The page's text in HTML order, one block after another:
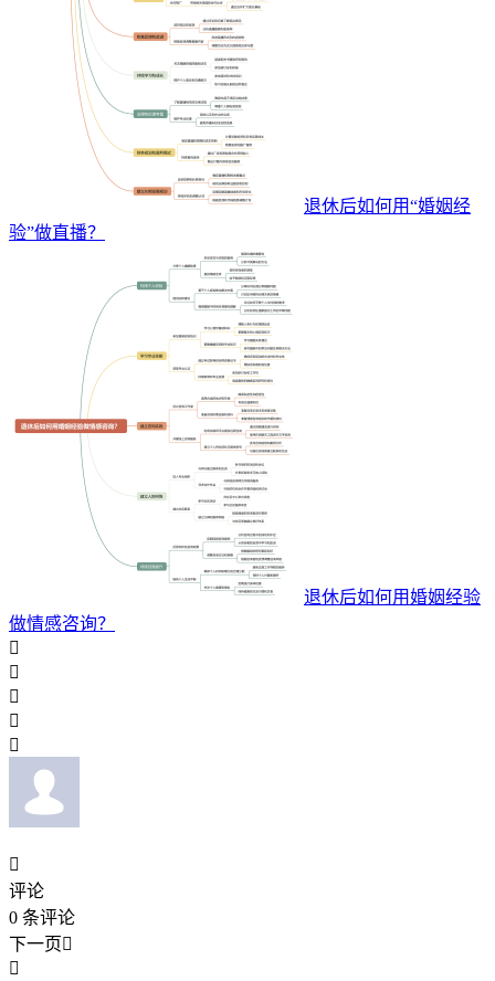
退休后如何用“婚姻经
验”做直播？
退休后如何用婚姻经验
做情感咨询？






评论
0 条评论
下一页
